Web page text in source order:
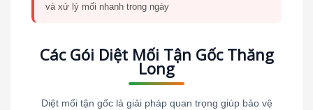
và xử lý mối nhanh trong ngày
Các Gói Diệt Mối Tận Gốc Thăng
Long
Diệt mối tận gốc là giải pháp quan trọng giúp bảo vệ